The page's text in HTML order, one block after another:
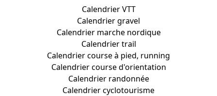
CalendrierVTT
Calendriergravel
Calendrier marche nordique
Calendriertrail
Calendriercourse à pied, running
Calendriercourse d'orientation
Calendrier randonnée
Calendriercyclotourisme